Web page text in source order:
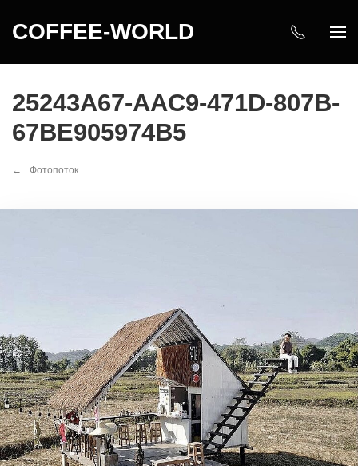
COFFEE-WORLD
25243A67-AAC9-471D-807B-
67BE905974B5
Фотопоток